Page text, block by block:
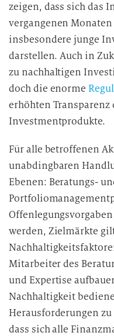
zeigen, dass sich das
vergangenen
insbesondere junge
darstellen. Auch in
zu nachhaltigen
doch die enorme
erhöhten Transparenz
Investmentprodukte.
Für alle betroffenen
unabdingbaren
Ebenen: Beratungs-
werden, Zielmärkte
Mitarbeiter des
und Expertise
Nachhaltigkeit
Herausforderungen
dass sich alle